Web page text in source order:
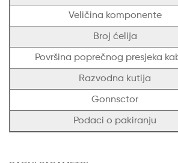
Veličina komponente
Broj ćelija
Površina poprečnog presjeka
Razvodna kutija
Gonnsctor
Podaci o pakiranju